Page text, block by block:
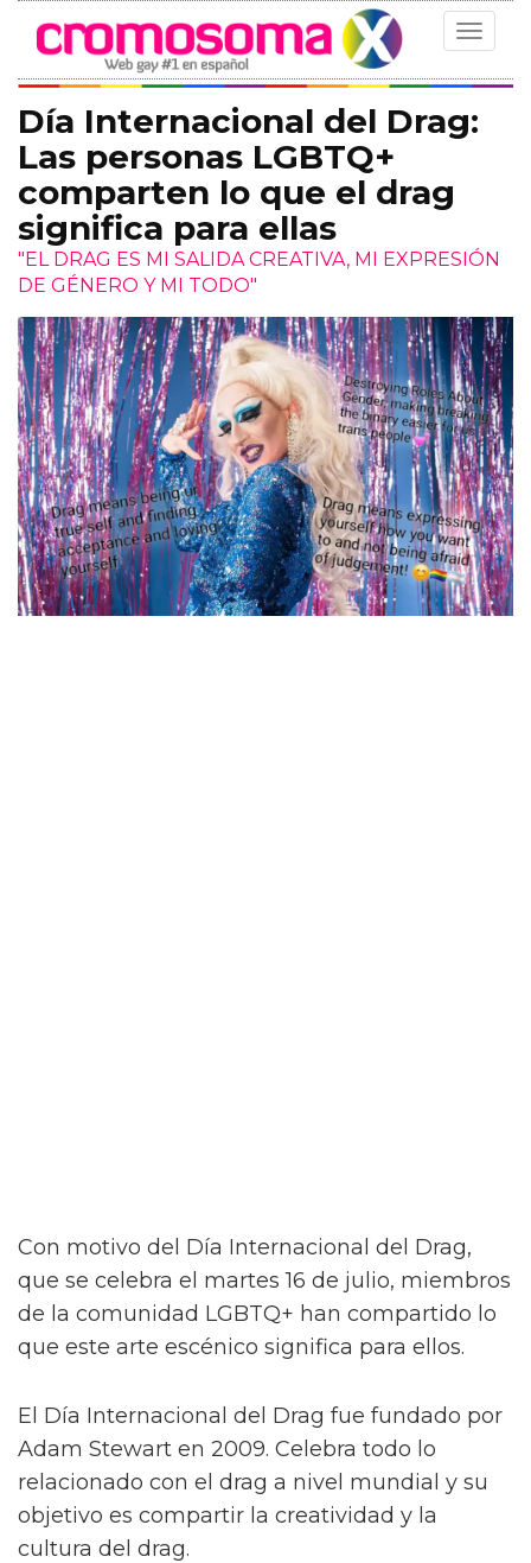
Toggle
Día Internacional del Drag:
Las personas LGBTQ+
comparten lo que el drag
significa para ellas
"EL DRAG ES MI SALIDA CREATIVA, MI EXPRESIÓN
DE GÉNERO Y MI TODO"
Con motivo del Día Internacional del Drag,
que se celebra el martes 16 de julio, miembros
de la comunidad LGBTQ+ han compartido lo
que este arte escénico significa para ellos.
El Día Internacional del Drag fue fundado por
Adam Stewart en 2009. Celebra todo lo
relacionado con el drag a nivel mundial y su
objetivo es compartir la creatividad y la
cultura del drag.